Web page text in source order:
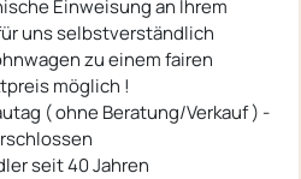
Einweisung an Ihrem
uns selbstverständlich
zu einem fairen
möglich !
( ohne Beratung/Verkauf ) -
seit 40 Jahren